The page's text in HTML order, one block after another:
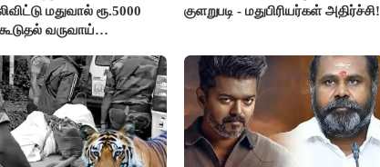
மதுவால் ரூ.5000
வருவாய்
குளறுபடி - மதுபிரியர்கள் அதிர்ச்சி!